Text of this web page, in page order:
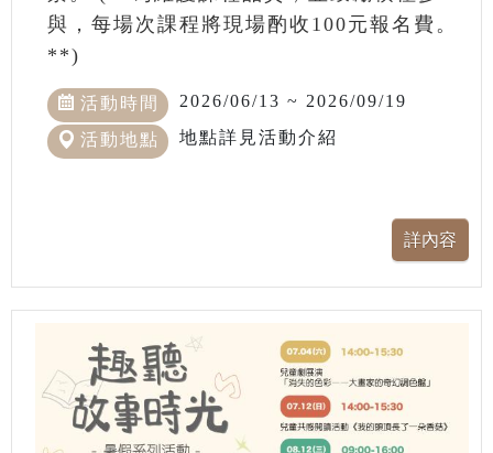
與，每場次課程將現場酌收100元報名費。
**)
活動時間 2026/06/13 ~ 2026/09/19
活動地點 地點詳見活動介紹